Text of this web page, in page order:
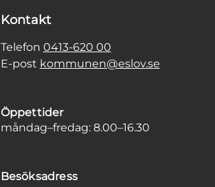
Kontakt
Telefon 0413-620 00
E-post kommunen@eslov.se
Öppettider
måndag–fredag: 8.00–16.30
Besöksadress